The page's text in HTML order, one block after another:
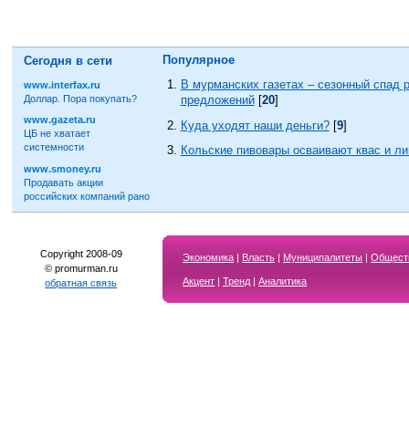
Популярное
В мурманских газетах – сезонный спад
предложений[20]
Куда уходят наши деньги?[9]
Кольские пивовары осваивают квас и
Сегодня в сети
www.interfax.ru
Доллар. Пора покупать?
www.gazeta.ru
ЦБ не хватает
системности
www.smoney.ru
Продавать акции
российских компаний рано
Экономика Власть Муниципалитеты |
Акцент |Тренд |Аналитика
Copyright 2008-09
© promurman.ru
обратная связь